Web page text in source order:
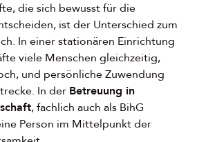
die sich bewusst für die
ist der Unterschied zum
In einer stationären Einrichtung
viele Menschen gleichzeitig,
und persönliche Zuwendung
In der Betreuung in
, fachlich auch als BihG
Person im Mittelpunkt der